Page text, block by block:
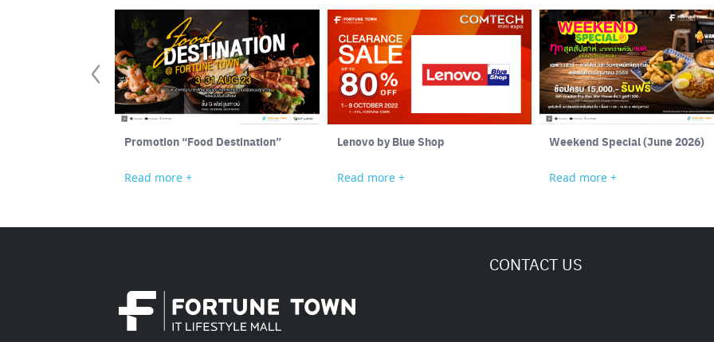
Promotion “Food Destination”
Read more +
Lenovo by Blue Shop
Read more +
Weekend Special (June 2026)
Read more +
CONTACT US